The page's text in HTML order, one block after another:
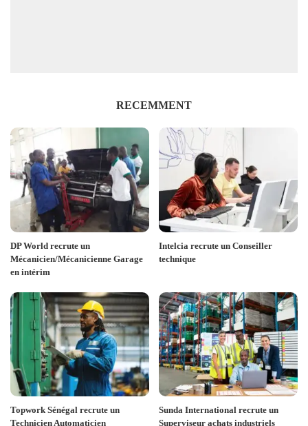
RECEMMENT
DP World recrute un
Mécanicien/Mécanicienne Garage
en intérim
Intelcia recrute un Conseiller
technique
Topwork Sénégal recrute un
Technicien Automaticien
Sunda International recrute un
Superviseur achats industriels